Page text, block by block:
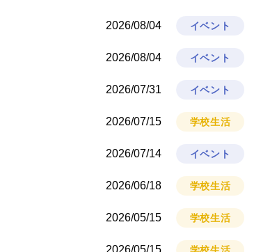
2026/08/04 イベント
2026/08/04 イベント
2026/07/31 イベント
2026/07/15 学校生活
2026/07/14 イベント
2026/06/18 学校生活
2026/05/15 学校生活
2026/05/15